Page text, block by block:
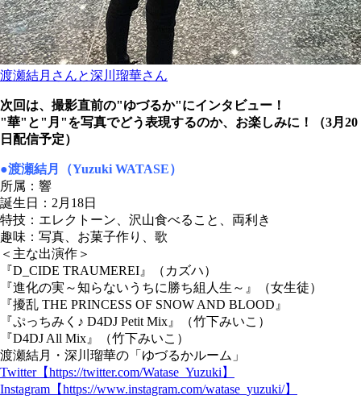
渡瀬結月さんと深川瑠華さん
次回は、撮影直前の"ゆづるか"にインタビュー！
"華"と"月"を写真でどう表現するのか、お楽しみに！（3月20
日配信予定）
●渡瀬結月（Yuzuki WATASE）
所属：響
誕生日：2月18日
特技：エレクトーン、沢山食べること、両利き
趣味：写真、お菓子作り、歌
＜主な出演作＞
『D_CIDE TRAUMEREI』（カズハ）
『進化の実～知らないうちに勝ち組人生～』（女生徒）
『擾乱 THE PRINCESS OF SNOW AND BLOOD』
『ぷっちみく♪ D4DJ Petit Mix』（竹下みいこ）
『D4DJ All Mix』（竹下みいこ）
渡瀬結月・深川瑠華の「ゆづるかルーム」
Twitter【https://twitter.com/Watase_Yuzuki】
Instagram【https://www.instagram.com/watase_yuzuki/】